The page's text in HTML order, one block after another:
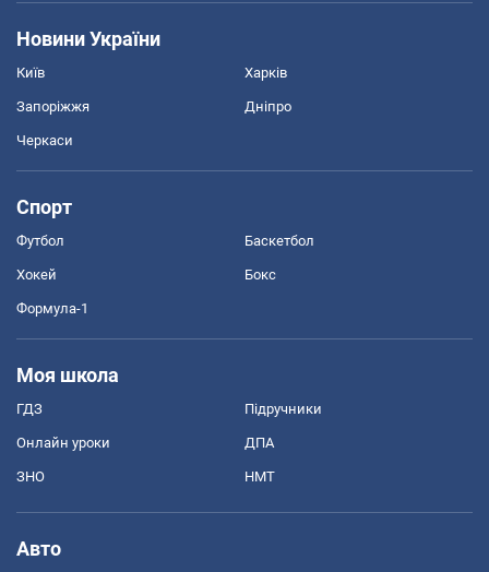
Новини України
Київ Харків
Запоріжжя Дніпро
Черкаси
Спорт
Футбол Баскетбол
Хокей Бокс
Формула-1
Моя школа
ГДЗ Підручники
Онлайн уроки ДПА
ЗНО НМТ
Авто